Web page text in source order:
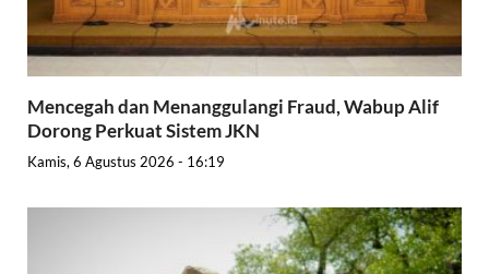
Mencegah dan Menanggulangi Fraud, Wabup Alif
Dorong Perkuat Sistem JKN
Kamis, 6 Agustus 2026 - 16:19